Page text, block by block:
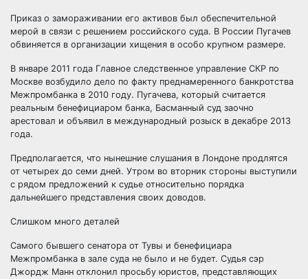
Приказ о замораживании его активов был обеспечительной
мерой в связи с решением российского суда. В России Пугачев
обвиняется в организации хищения в особо крупном размере.
В январе 2011 года Главное следственное управление СКР по
Москве возбудило дело по факту преднамеренного банкротства
Межпромбанка в 2010 году. Пугачева, который считается
реальным бенефициаром банка, Басманный суд заочно
арестовал и объявил в международный розыск в декабре 2013
года.
Предполагается, что нынешние слушания в Лондоне продлятся
от четырех до семи дней. Утром во вторник стороны выступили
с рядом предложений к судье относительно порядка
дальнейшего представления своих доводов.
Слишком много деталей
Самого бывшего сенатора от Тувы и бенефициара
Межпромбанка в зале суда не было и не будет. Судья сэр
Джордж Манн отклонил просьбу юристов, представляющих